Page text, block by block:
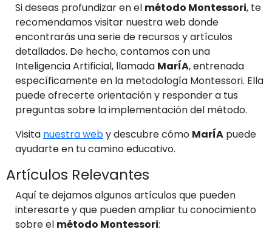
Si deseas profundizar en el método Montessori, te
recomendamos visitar nuestra web donde
encontrarás una serie de recursos y artículos
detallados. De hecho, contamos con una
Inteligencia Artificial, llamada MarÍA, entrenada
específicamente en la metodología Montessori. Ella
puede ofrecerte orientación y responder a tus
preguntas sobre la implementación del método.
Visita nuestra weby descubre cómo MarÍA puede
ayudarte en tu camino educativo.
Artículos Relevantes
Aquí te dejamos algunos artículos que pueden
interesarte y que pueden ampliar tu conocimiento
sobre el método Montessori: